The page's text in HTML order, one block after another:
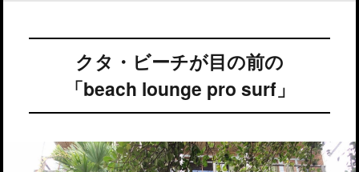
クタ・ビーチが目の前の
「beach lounge pro surf」